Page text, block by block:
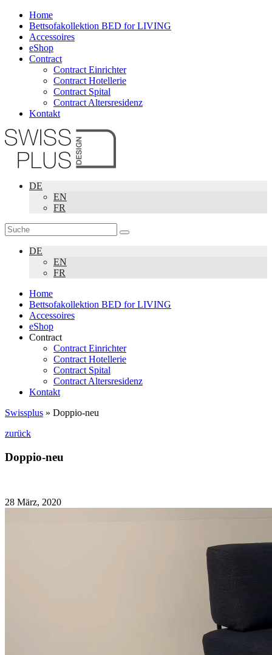
Home
Bettsofakollektion BED for LIVING
Accessoires
eShop
Contract
Contract Einrichter
Contract Hotellerie
Contract Spital
Contract Altersresidenz
Kontakt
DE
EN
FR
DE
EN
FR
Home
Bettsofakollektion BED for LIVING
Accessoires
eShop
Contract
Contract Einrichter
Contract Hotellerie
Contract Spital
Contract Altersresidenz
Kontakt
Swissplus » Doppio-neu
zurück
Doppio-neu
28 März, 2020